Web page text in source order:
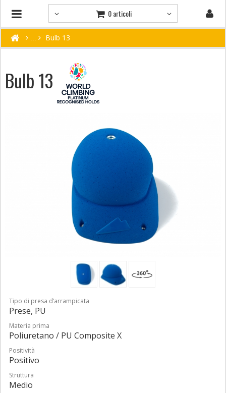
0 articoli
Bulb 13
Bulb 13
Tipo di presa d’arrampicata
Prese, PU
Materia prima
Poliuretano / PU Composite X
Positività
Positivo
Struttura
Medio